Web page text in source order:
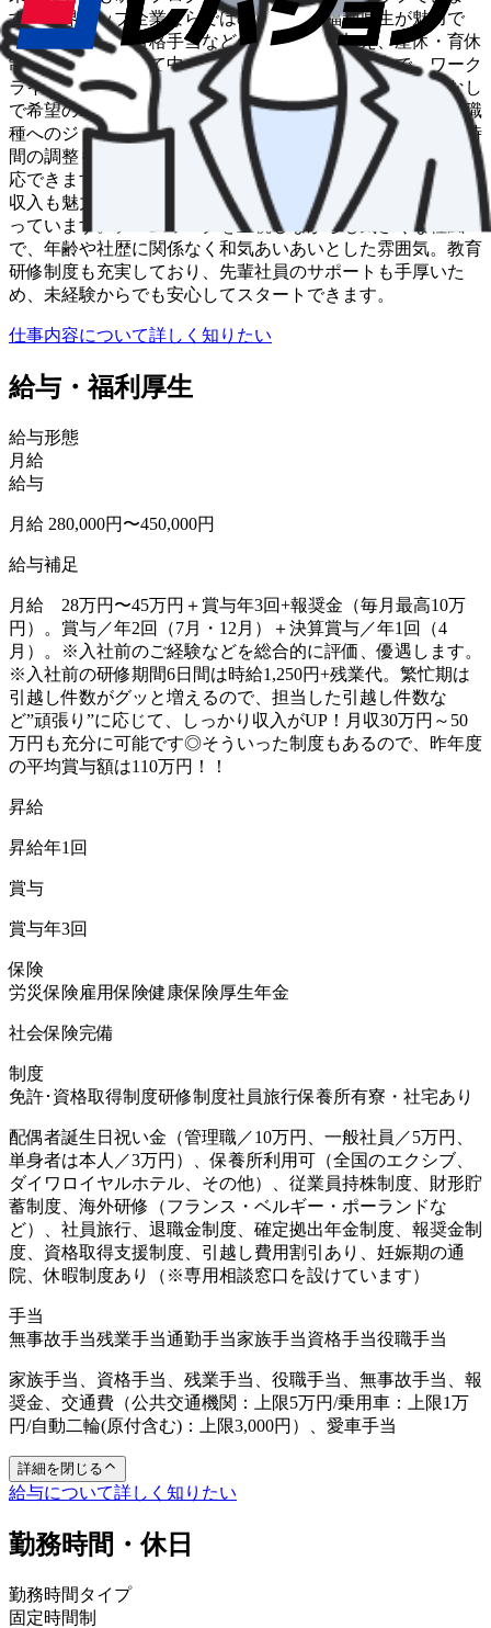
す。業界トップ企業ならではの充実した福利厚生が魅力で
す。家族手当や資格手当などの各種手当に加え、産休・育休
制度も完備。子育て中のドライバーも多数活躍中で、ワーク
ライフバランスを重視した働き方が実現できます。転勤なし
で希望のエリアで長く働き続けられ、事務職や営業など別職
種へのジョブチェンジも可能。家庭の事情に合わせて勤務時
間の調整もできるため、ライフステージの変化にも柔軟に対
応できます。月給28万円～45万円+賞与年3回と、安定した
収入も魅力。未経験でも安心してキャリアを築ける環境が整
っています。チームワークを重視しながらも気さくな社風
で、年齢や社歴に関係なく和気あいあいとした雰囲気。教育
研修制度も充実しており、先輩社員のサポートも手厚いた
め、未経験からでも安心してスタートできます。
仕事内容について詳しく知りたい
給与・福利厚生
給与形態
月給
給与
月給 280,000円〜450,000円
給与補足
月給 28万円〜45万円＋賞与年3回+報奨金（毎月最高10万
円）。賞与／年2回（7月・12月）＋決算賞与／年1回（4
月）。※入社前のご経験などを総合的に評価、優遇します。
※入社前の研修期間6日間は時給1,250円+残業代。繁忙期は
引越し件数がグッと増えるので、担当した引越し件数な
ど”頑張り”に応じて、しっかり収入がUP！月収30万円～50
万円も充分に可能です◎そういった制度もあるので、昨年度
の平均賞与額は110万円！！
昇給
昇給年1回
賞与
賞与年3回
保険
労災保険雇用保険健康保険厚生年金
社会保険完備
制度
免許･資格取得制度研修制度社員旅行保養所有寮・社宅あり
配偶者誕生日祝い金（管理職／10万円、一般社員／5万円、
単身者は本人／3万円）、保養所利用可（全国のエクシブ、
ダイワロイヤルホテル、その他）、従業員持株制度、財形貯
蓄制度、海外研修（フランス・ベルギー・ポーランドな
ど）、社員旅行、退職金制度、確定拠出年金制度、報奨金制
度、資格取得支援制度、引越し費用割引あり、妊娠期の通
院、休暇制度あり（※専用相談窓口を設けています）
手当
無事故手当残業手当通勤手当家族手当資格手当役職手当
家族手当、資格手当、残業手当、役職手当、無事故手当、報
奨金、交通費（公共交通機関：上限5万円/乗用車：上限1万
円/自動二輪(原付含む)：上限3,000円）、愛車手当
詳細を閉じる
給与について詳しく知りたい
勤務時間・休日
勤務時間タイプ
固定時間制